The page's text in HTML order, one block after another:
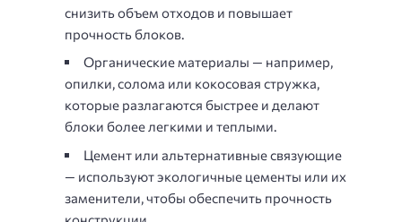
снизить объем отходов и повышает
прочность блоков.
Органические материалы — например,
опилки, солома или кокосовая стружка,
которые разлагаются быстрее и делают
блоки более легкими и теплыми.
Цемент или альтернативные связующие
— используют экологичные цементы или их
заменители, чтобы обеспечить прочность